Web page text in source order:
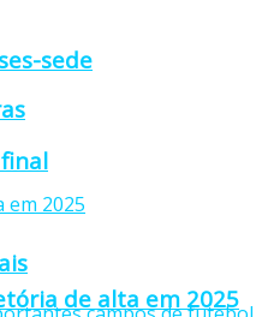
de alta em 2025
sede